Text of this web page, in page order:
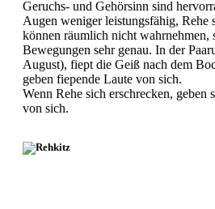
Geruchs- und Gehörsinn sind
Augen weniger leistungsfähig, Rehe
können räumlich nicht wahrnehmen,
Bewegungen sehr genau. In der
August), fiept die Geiß nach dem
geben fiepende Laute von sich.
Wenn Rehe sich erschrecken, geben
von sich.